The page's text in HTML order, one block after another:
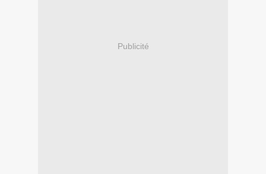
Publicité